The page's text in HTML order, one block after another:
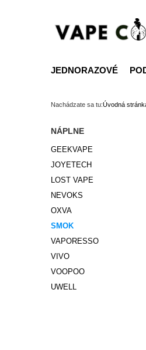
JEDNORAZOVÉ
Nachádzate sa tu:Úvodná
NÁPLNE
GEEKVAPE
JOYETECH
LOST VAPE
NEVOKS
OXVA
SMOK
VAPORESSO
VIVO
VOOPOO
UWELL